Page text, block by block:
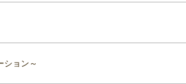
ョン～